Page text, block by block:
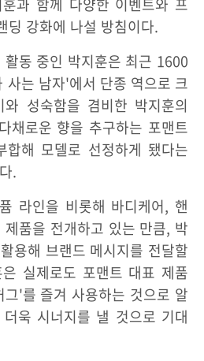
딩 강화에 나설 방침이다.
동 중인 박지훈은 최근 1600
사는 남자'에서 단종 역으로 크
성숙함을 겸비한 박지훈의
채로운 향을 추구하는 포맨트
해 모델로 선정하게 됐다는
.
라인을 비롯해 바디케어, 핸
품을 전개하고 있는 만큼, 박
용해 브랜드 메시지를 전달할
실제로도 포맨트 대표 제품
'를 즐겨 사용하는 것으로 알
욱 시너지를 낼 것으로 기대